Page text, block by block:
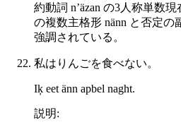
約動詞 n’äzan の3人称単数
の複数主格形 nänn と否定の
強調されている。
私はりんごを食べない。
Iķ eet änn apbel naght.
説明: